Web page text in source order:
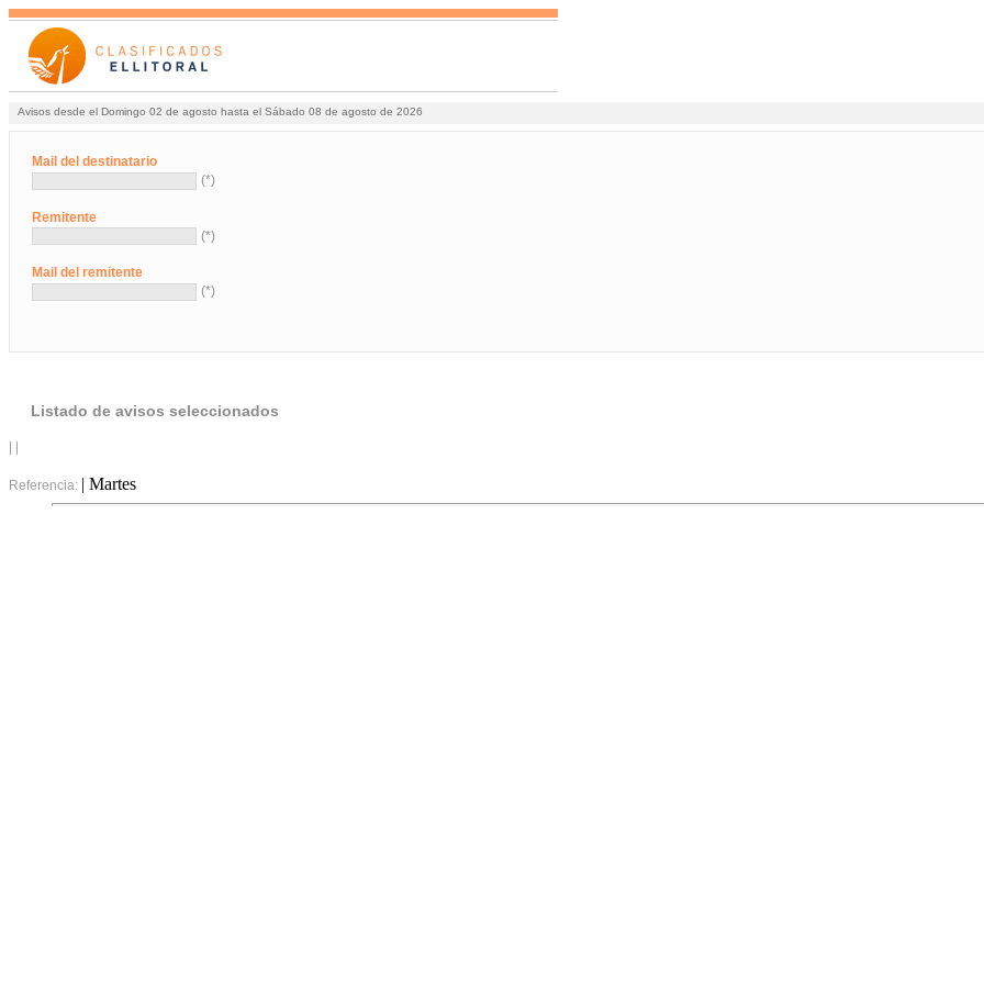
Avisos desde el Domingo 02 de agosto hasta el Sábado 08 de agosto de 2026
Mail del destinatario
(*)
Remitente
(*)
Mail del remitente
(*)
Listado de avisos seleccionados
Referencia: | Martes